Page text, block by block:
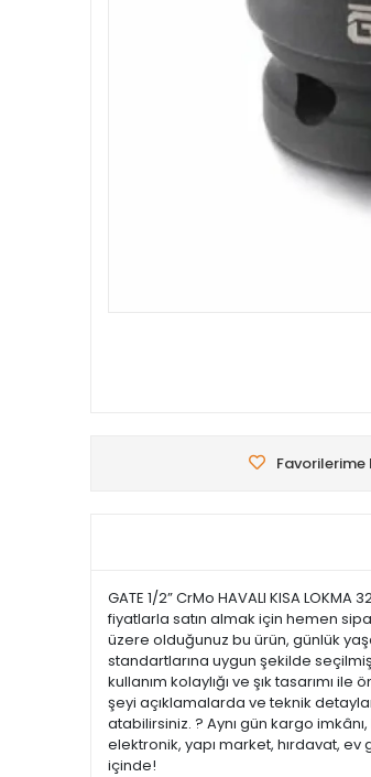
Favorilerime
GATE 1/2” CrMo HAVALI KISA
fiyatlarla satın almak için hemen
üzere olduğunuz bu ürün, günlük
standartlarına uygun şekilde
kullanım kolaylığı ve şık tasarımı
şeyi açıklamalarda ve teknik
atabilirsiniz. ? Aynı gün kargo
elektronik, yapı market, hırdavat,
içinde!